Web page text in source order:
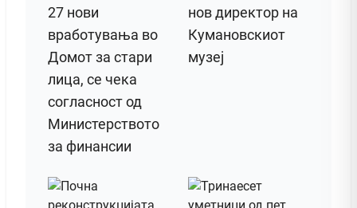
27 нови
вработувања во
Домот за стари
лица, се чека
согласност од
Министерството
за финансии
нов директор на
Кумановскиот
музеј